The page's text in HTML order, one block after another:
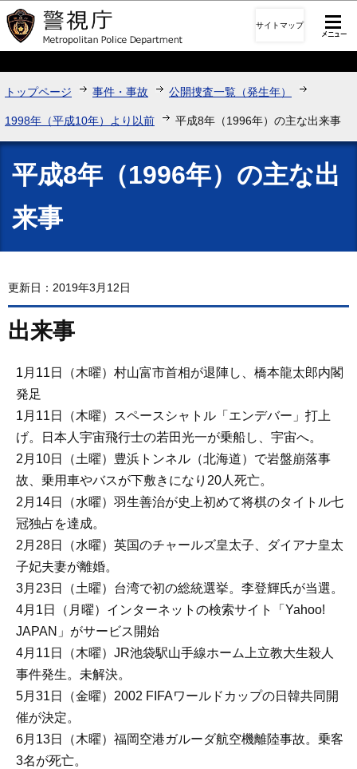
このページの本文へ移動
サイトマップ
トップページ 事件・事故 公開捜査一覧（発生年）
1998年（平成10年）より以前 平成8年（1996年）の主な出来事
平成8年（1996年）の主な出
来事
更新日：2019年3月12日
出来事
1月11日（木曜）村山富市首相が退陣し、橋本龍太郎内閣
発足
1月11日（木曜）スペースシャトル「エンデバー」打上
げ。日本人宇宙飛行士の若田光一が乗船し、宇宙へ。
2月10日（土曜）豊浜トンネル（北海道）で岩盤崩落事
故、乗用車やバスが下敷きになり20人死亡。
2月14日（水曜）羽生善治が史上初めて将棋のタイトル七
冠独占を達成。
2月28日（水曜）英国のチャールズ皇太子、ダイアナ皇太
子妃夫妻が離婚。
3月23日（土曜）台湾で初の総統選挙。李登輝氏が当選。
4月1日（月曜）インターネットの検索サイト「Yahoo!
JAPAN」がサービス開始
4月11日（木曜）JR池袋駅山手線ホーム上立教大生殺人
事件発生。未解決。
5月31日（金曜）2002 FIFAワールドカップの日韓共同開
催が決定。
6月13日（木曜）福岡空港ガルーダ航空機離陸事故。乗客
3名が死亡。